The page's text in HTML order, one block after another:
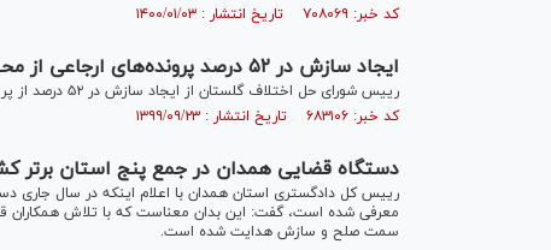
کد خبر: ۷۰۸۰۶۹ تاریخ انتشار : ۱۴۰۰/۰۱/۰۳
ایجاد سازش در ۵۲ درصد پرونده‌های ارجاعی از محاکم در شورای حل اختلاف گلستان
رییس شورای حل اختلاف گلستان از ایجاد سازش در ۵۲ درصد از پرونده‌های ارجاعی از محاکم در شورای حل اختلاف گلستان خبر داد.
کد خبر: ۶۸۳۱۰۶ تاریخ انتشار : ۱۳۹۹/۰۹/۲۳
دستگاه قضایی همدان در جمع پنج استان برتر
رییس کل دادگستری استان همدان با اعلام اینکه در سال جاری
معرفی شده است، گفت: این بدان معناست که با تلاش همکاران
سمت صلح و سازش هدایت شده است.